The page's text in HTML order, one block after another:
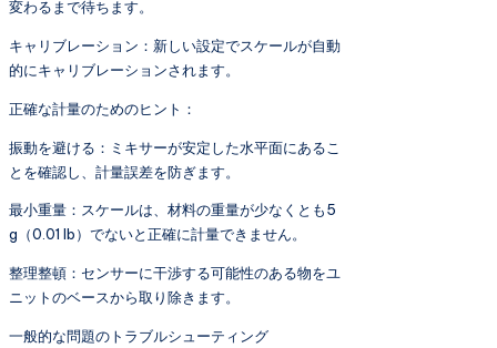
変わるまで待ちます。
キャリブレーション：新しい設定でスケールが自動
的にキャリブレーションされます。
正確な計量のためのヒント：
振動を避ける：ミキサーが安定した水平面にあるこ
とを確認し、計量誤差を防ぎます。
最小重量：スケールは、材料の重量が少なくとも5
g（0.01 lb）でないと正確に計量できません。
整理整頓：センサーに干渉する可能性のある物をユ
ニットのベースから取り除きます。
一般的な問題のトラブルシューティング